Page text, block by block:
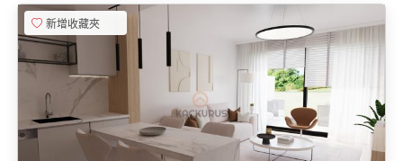
新增收藏夾